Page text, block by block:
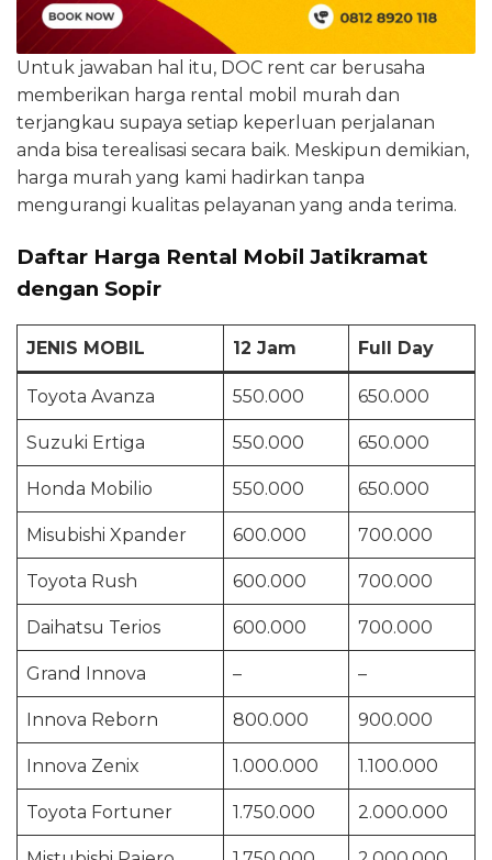
Untuk jawaban hal itu, DOC rent car berusaha
memberikan harga rental mobil murah dan
terjangkau supaya setiap keperluan perjalanan
anda bisa terealisasi secara baik. Meskipun demikian,
harga murah yang kami hadirkan tanpa
mengurangi kualitas pelayanan yang anda terima.
Daftar Harga Rental Mobil Jatikramat
dengan Sopir
JENIS MOBIL 12 Jam Full Day
Toyota Avanza 550.000 650.000
Suzuki Ertiga 550.000 650.000
Honda Mobilio 550.000 650.000
Misubishi Xpander 600.000 700.000
Toyota Rush 600.000 700.000
Daihatsu Terios 600.000 700.000
Grand Innova – –
Innova Reborn 800.000 900.000
Innova Zenix 1.000.000 1.100.000
Toyota Fortuner 1.750.000 2.000.000